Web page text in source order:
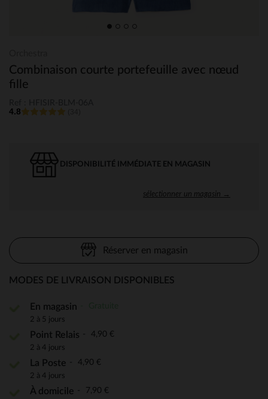
Combinaison courte portefeuille avec nœud
fille
4.8
DISPONIBILITÉ IMMÉDIATE EN MAGASIN
sélectionner un magasin →
Réserver en magasin
MODES DE LIVRAISON DISPONIBLES
En magasin
2 à 5 jours
Point Relais 4,90 €
2 à 4 jours
La Poste 4,90 €
2 à 4 jours
À domicile 7,90 €